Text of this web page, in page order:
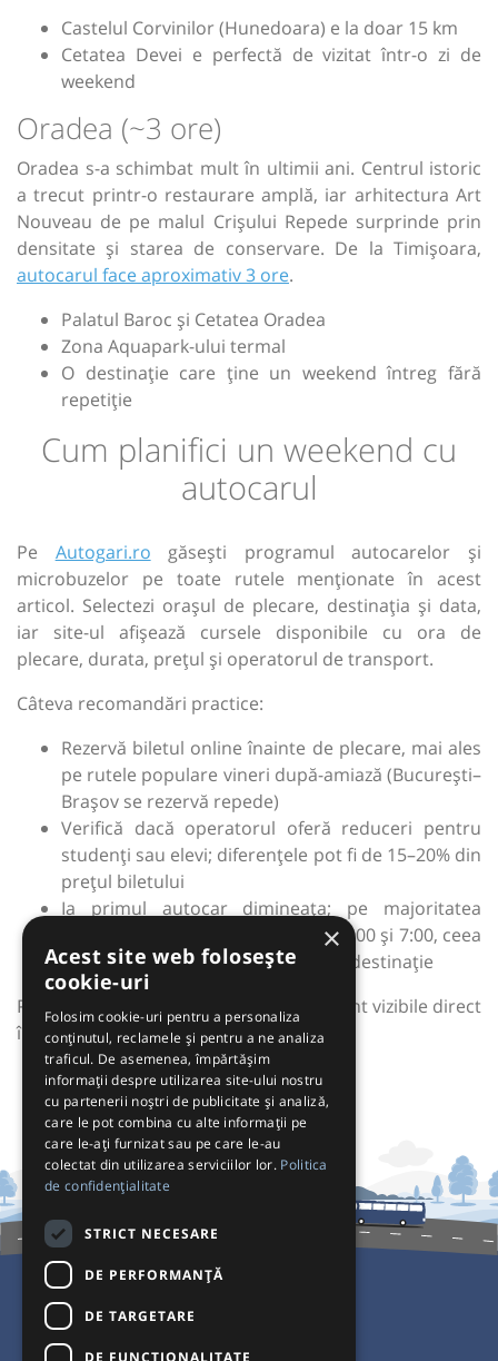
Castelul Corvinilor (Hunedoara) e la doar 15 km
Cetatea Devei e perfectă de vizitat într-o zi de
weekend
Oradea (~3 ore)
Oradea s-a schimbat mult în ultimii ani. Centrul istoric
a trecut printr-o restaurare amplă, iar arhitectura Art
Nouveau de pe malul Crișului Repede surprinde prin
densitate și starea de conservare. De la Timișoara,
autocarul face aproximativ 3 ore.
Palatul Baroc și Cetatea Oradea
Zona Aquapark-ului termal
O destinație care ține un weekend întreg fără
repetiție
Cum planifici un weekend cu
autocarul
Pe Autogari.ro găsești programul autocarelor și
microbuzelor pe toate rutele menționate în acest
articol. Selectezi orașul de plecare, destinația și data,
iar site-ul afișează cursele disponibile cu ora de
plecare, durata, prețul și operatorul de transport.
Câteva recomandări practice:
Rezervă biletul online înainte de plecare, mai ales
pe rutele populare vineri după-amiază (București–
Brașov se rezervă repede)
Verifică dacă operatorul oferă reduceri pentru
studenți sau elevi; diferențele pot fi de 15–20% din
prețul biletului
Ia primul autocar dimineața; pe majoritatea
rutelor, prima cursă pleacă între 6:00 și 7:00, ceea
ce înseamnă că la 9–10 ești deja la destinație
Pe Autogari.ro, prețurile cu reducere sunt vizibile direct
în programul curselor.
Pentru Călători
×
Acest site web folosește
cookie-uri
Folosim cookie-uri pentru a personaliza
conținutul, reclamele și pentru a ne analiza
traficul. De asemenea, împărtășim
informații despre utilizarea site-ului nostru
cu partenerii noștri de publicitate și analiză,
care le pot combina cu alte informații pe
care le-ați furnizat sau pe care le-au
colectat din utilizarea serviciilor lor. Politica
de confidențialitate
STRICT NECESARE
DE PERFORMANȚĂ
DE TARGETARE
DE FUNCŢIONALITATE